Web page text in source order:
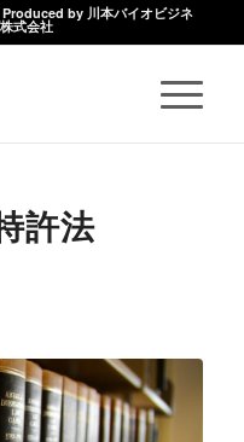
by 川本バイオビジネ
式会社
許法